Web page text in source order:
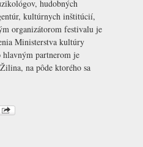
hudobných
kultúrnych inštitúcií,
organizátorom festivalu je
Ministerstva kultúry
hlavným partnerom je
, na pôde ktorého sa